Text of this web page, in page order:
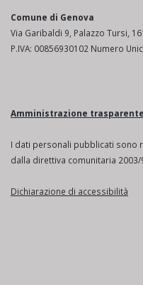
Comune di Genova
Via Garibaldi 9, Palazzo Tursi,
P.IVA: 00856930102 Numero
Amministrazione trasparente
I dati personali pubblicati sono
dalla direttiva comunitaria 2003/
Dichiarazione di accessibilità